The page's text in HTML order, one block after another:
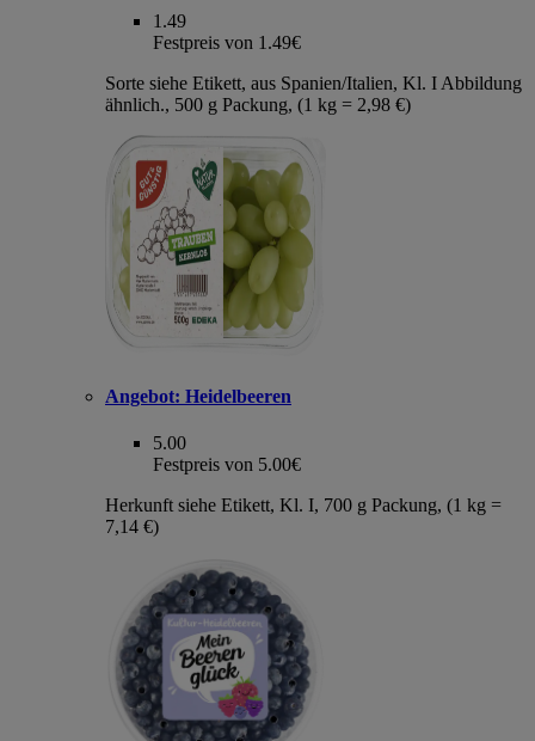
1.49
Festpreis von 1.49€
Sorte siehe Etikett, aus Spanien/Italien, Kl. I Abbildung
ähnlich., 500 g Packung, (1 kg = 2,98 €)
Angebot: Heidelbeeren
5.00
Festpreis von 5.00€
Herkunft siehe Etikett, Kl. I, 700 g Packung, (1 kg =
7,14 €)